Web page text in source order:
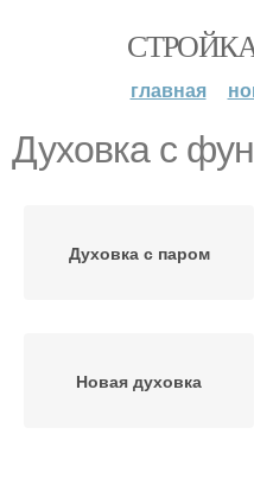
главная
Духовка с
Духовка с паром
Новая духовка